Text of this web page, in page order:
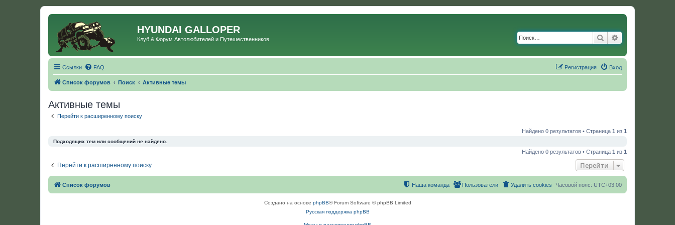
HYUNDAI GALLOPER
Клуб & Форум Автолюбителей и Путешественников Поиск
Ссылки FAQ Вход
Регистрация
Список форумов Поиск Активные темы
Активные темы
Перейти к расширенному поиску
Найдено 0 результатов • Страница 1 из 1
Подходящих тем или сообщений не найдено.
Найдено 0 результатов • Страница 1 из 1
Перейти к расширенному поиску Перейти
Список форумов Часовой пояс: UTC+03:00
Удалить cookies
Пользователи
Наша команда
Создано на основе phpBB® Forum Software © phpBB Limited
Русская поддержка phpBB